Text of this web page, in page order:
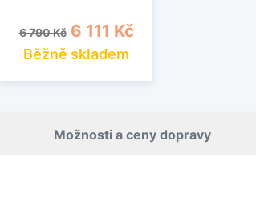
Běžná cena
6 790 Kč Cena
6 111 Kč
Běžně skladem
Možnosti a ceny dopravy